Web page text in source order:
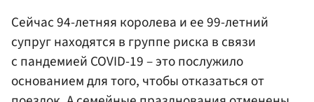
Сейчас 94-летняя королева и ее 99-летний
супруг находятся в группе риска в связи
с пандемией COVID-19 – это послужило
основанием для того, чтобы отказаться от